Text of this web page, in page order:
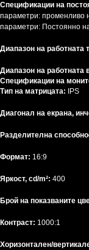
Спецификации на
параметри: променливо
параметри: Постоянно
Диапазон на работната
Диапазон на работната
Спецификации на
Тип на матрицата: IPS
Диагонал на екрана,
Разделителна
Формат: 16:9
Яркост, cd/m²: 400
Брой на показваните
Контраст: 1000:1
Хоризонтален/